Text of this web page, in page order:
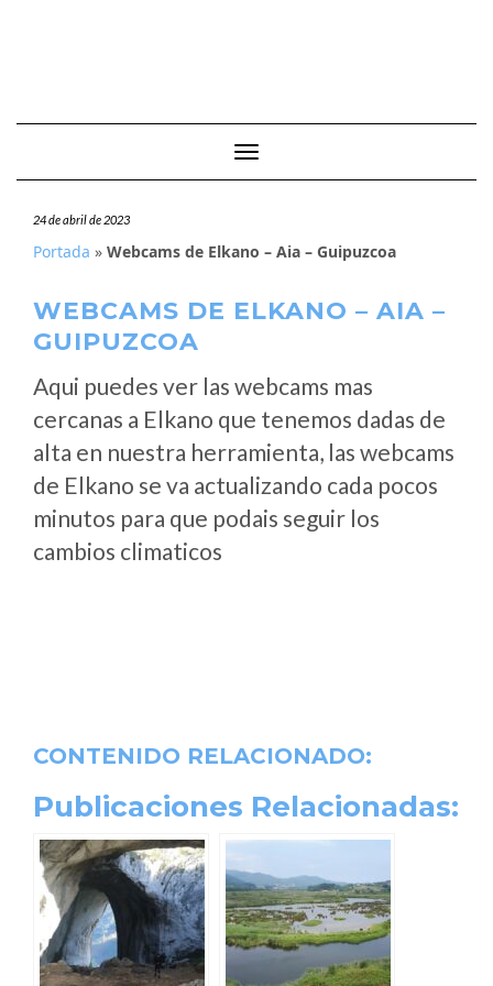
Cambiar modo de navegación
24 de abril de 2023
Portada » Webcams de Elkano – Aia – Guipuzcoa
WEBCAMS DE ELKANO – AIA –
GUIPUZCOA
Aqui puedes ver las webcams mas
cercanas a Elkano que tenemos dadas de
alta en nuestra herramienta, las webcams
de Elkano se va actualizando cada pocos
minutos para que podais seguir los
cambios climaticos
CONTENIDO RELACIONADO:
Publicaciones Relacionadas: